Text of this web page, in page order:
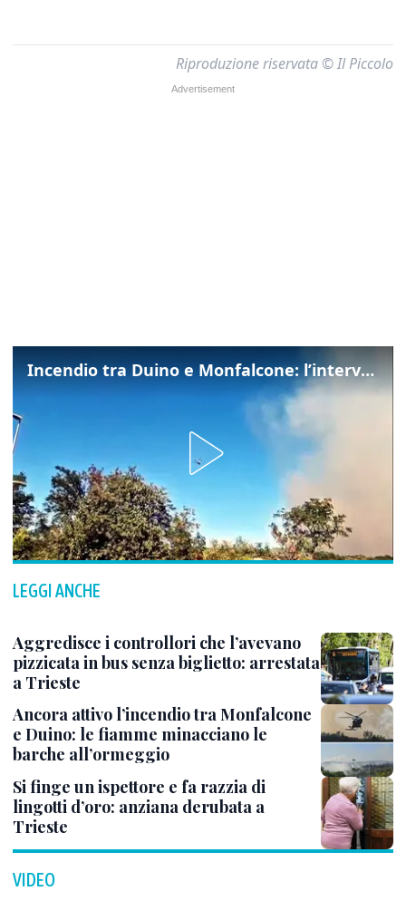
Riproduzione riservata © Il Piccolo
Incendio tra Duino e Monfalcone: l’intervento dei vigili del fuoco
LEGGI ANCHE
Aggredisce i controllori che l’avevano
pizzicata in bus senza biglietto: arrestata
a Trieste
Ancora attivo l’incendio tra Monfalcone
e Duino: le fiamme minacciano le
barche all’ormeggio
Si finge un ispettore e fa razzia di
lingotti d’oro: anziana derubata a
Trieste
VIDEO